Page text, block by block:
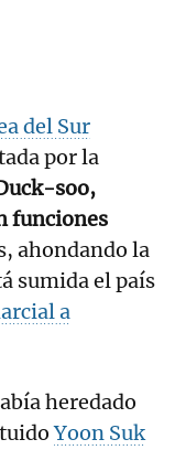
del Sur
por la
soo,
funciones
ahondando la
sumida el país
a
heredado
Yoon Suk